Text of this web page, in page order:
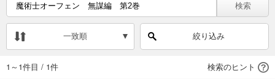
検索
一致順 絞り込み
1～1件目 / 1件 検索のヒント